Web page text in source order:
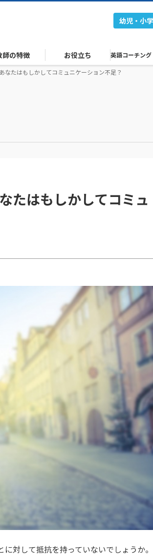
幼児・小
師の特徴 お役立ち 英語コーチング
たはもしかしてコミュニケーション不足？
はもしかしてコミュ
対して抵抗を持っていないでしょうか。